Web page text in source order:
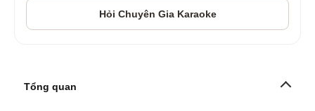
Tổng quan